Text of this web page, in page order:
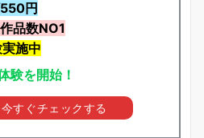
円
作品数NO1
施中
験を開始！
すぐチェックする